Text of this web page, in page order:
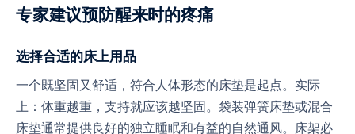
专家建议预防醒来时的疼痛
选择合适的床上用品
一个既坚固又舒适，符合人体形态的床垫是起点。实际
上：体重越重，支持就应该越坚固。袋装弹簧床垫或混合
床垫通常提供良好的独立睡眠和有益的自然通风。床架必